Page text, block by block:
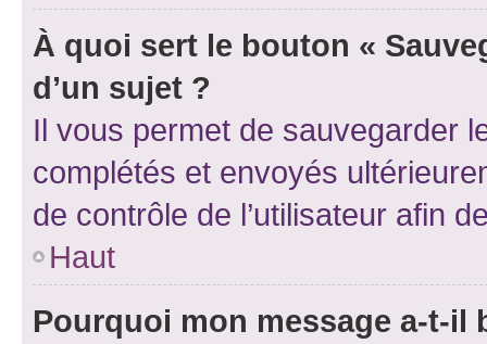
À quoi sert le bouton «
d’un sujet ?
Il vous permet de sauvegarder
complétés et envoyés
de contrôle de l’utilisateur afin
Haut
Pourquoi mon message a-t-il